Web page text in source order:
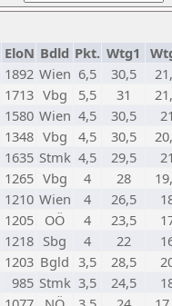
EloN Bdld Pkt. Wtg1
1892 Wien 6,5 30,5
1713 Vbg 5,5 31
1580 Wien 4,5 30,5
1348 Vbg 4,5 30,5
1635 Stmk 4,5 29,5
1265 Vbg 4 28
1210 Wien 4 26,5
1205 OÖ 4 23,5
1218 Sbg 4 22
1203 Bgld 3,5 28,5
985 Stmk 3,5 24,5